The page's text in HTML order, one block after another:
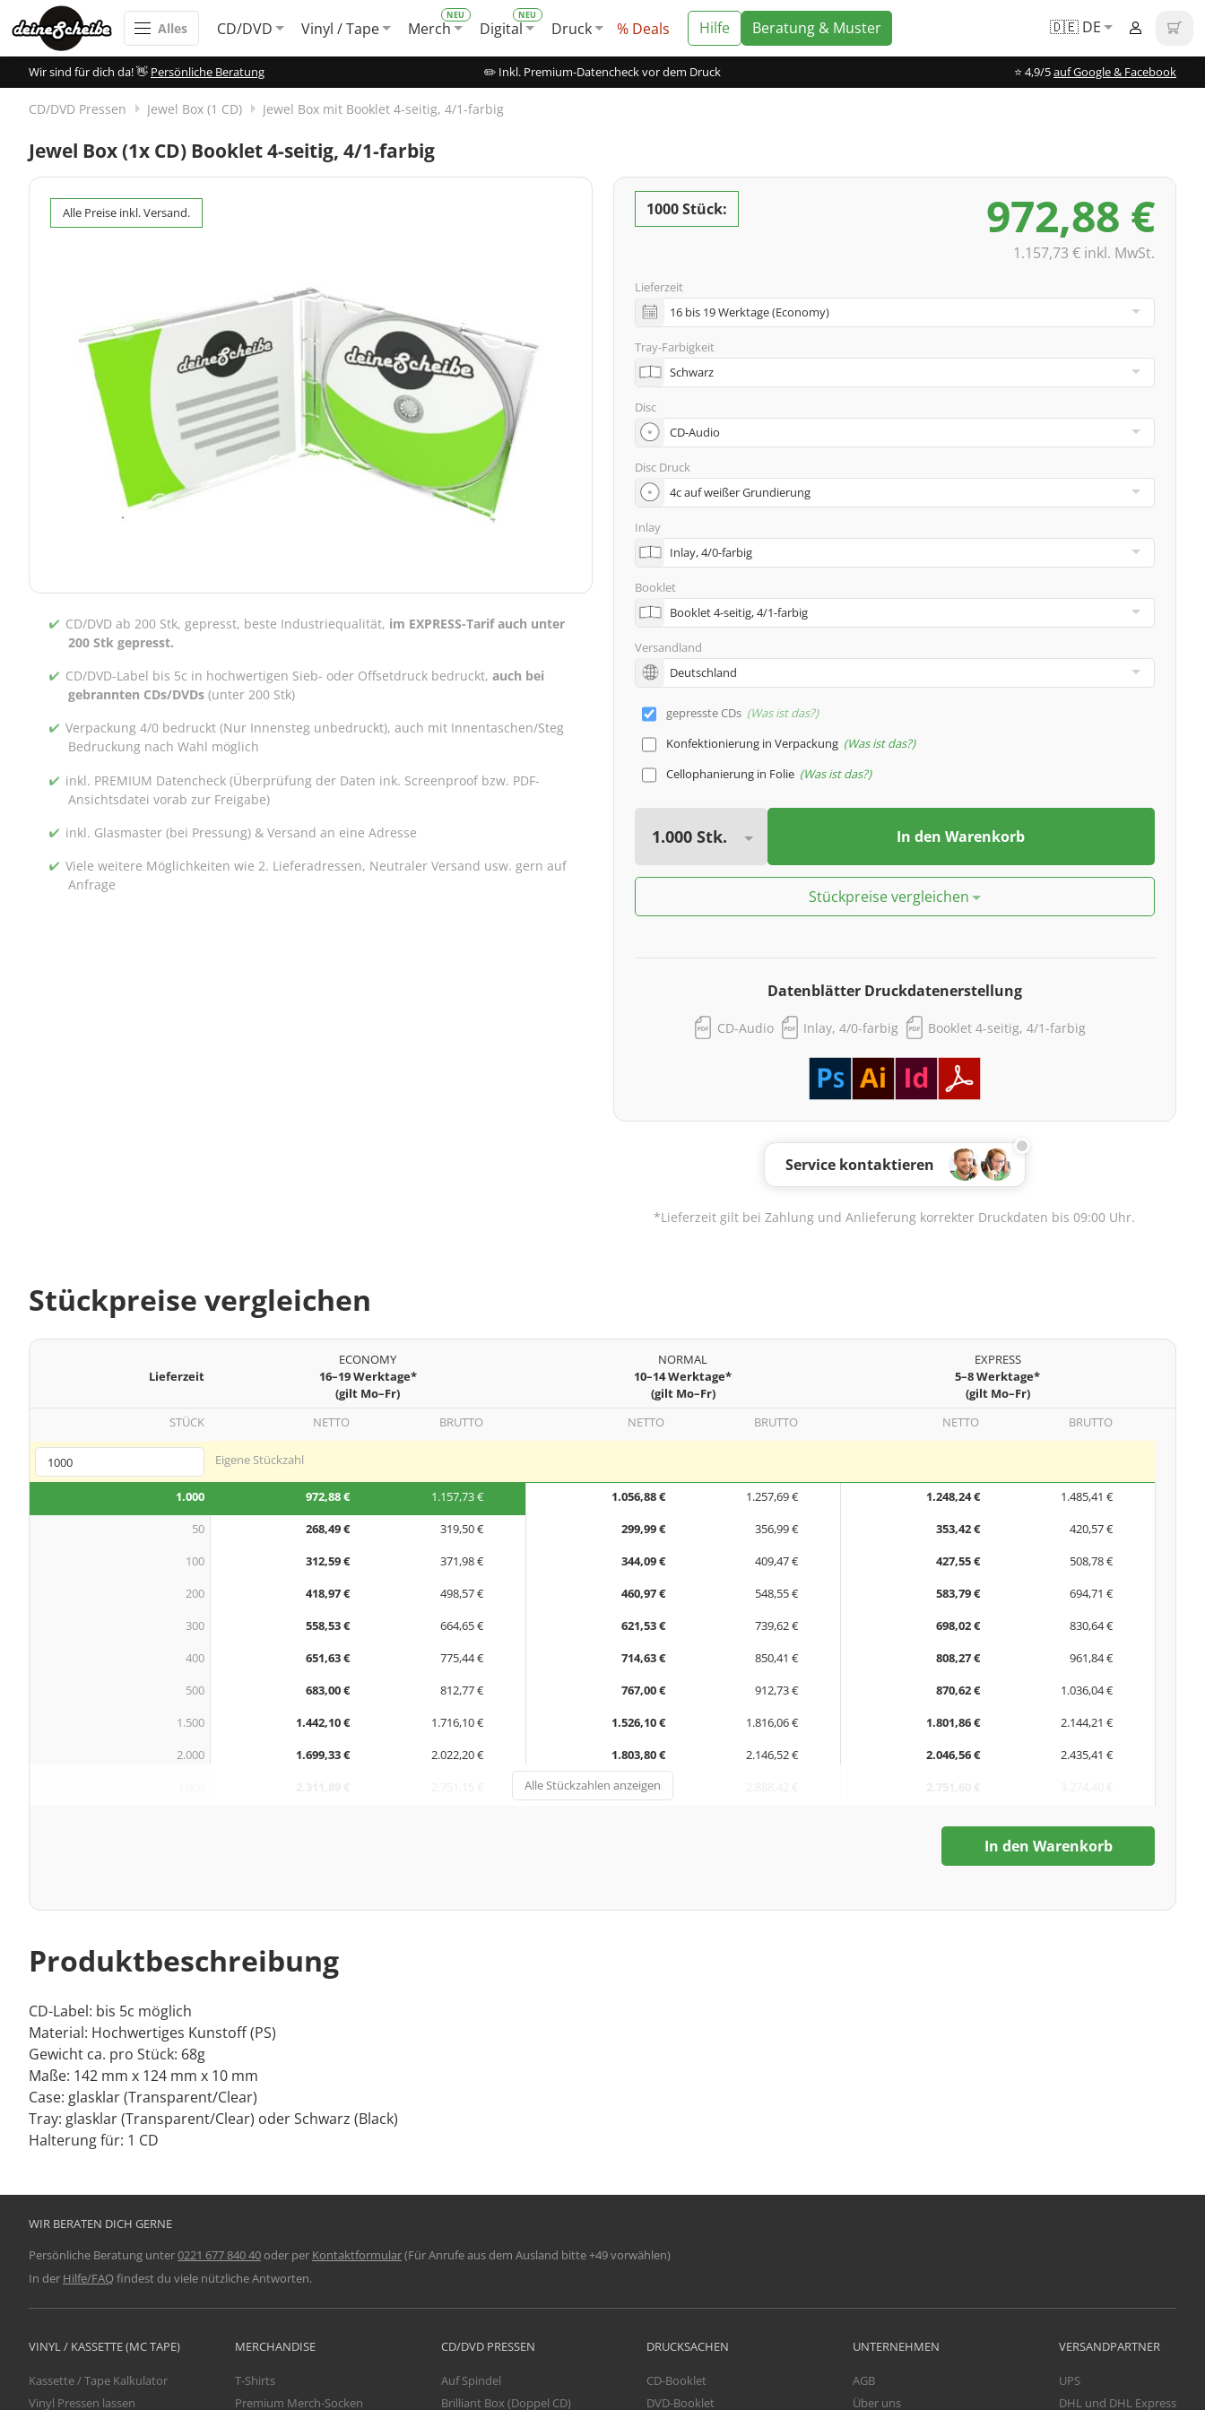
Alles CD/DVD Vinyl / Tape Merch Digital Druck % Deals Hilfe Beratung & Muster 🇩🇪 DE
Wir sind für dich da! 👋 Persönliche Beratung ✏️ Inkl. Premium-Datencheck vor dem Druck ⭐️ 4,9/5auf Google & Facebook
CD/DVD Pressen Jewel Box (1 CD) Jewel Box mit Booklet 4-seitig, 4/1-farbig
Jewel Box (1x CD) Booklet 4-seitig, 4/1-farbig
Alle Preise inkl. Versand.
CD/DVD ab 200 Stk, gepresst, beste Industriequalität, im EXPRESS-Tarif auch unter
200 Stk gepresst.
CD/DVD-Label bis 5c in hochwertigen Sieb- oder Offsetdruck bedruckt,auch bei
gebrannten CDs/DVDs(unter 200 Stk)
Verpackung 4/0 bedruckt (Nur Innensteg unbedruckt), auch mit Innentaschen/Steg
Bedruckung nach Wahl möglich
inkl. PREMIUM Datencheck (Überprüfung der Daten ink. Screenproof bzw. PDF-
Ansichtsdatei vorab zur Freigabe)
inkl. Glasmaster (bei Pressung) & Versand an eine Adresse
Viele weitere Möglichkeiten wie 2. Lieferadressen, Neutraler Versand usw. gern auf
Anfrage
1000 Stück: 972,88 €
1.157,73 € inkl. MwSt.
Lieferzeit
Tray-Farbigkeit
Disc
Disc Druck
Inlay
Booklet
Versandland
gepresste CDs Was ist das?
Konfektionierung in Verpackung Was ist das?
Cellophanierung in Folie Was ist das?
In den Warenkorb
Stückpreise vergleichen
Datenblätter Druckdatenerstellung
CD-Audio Inlay, 4/0-farbig Booklet 4-seitig, 4/1-farbig
Service kontaktieren
*Lieferzeit gilt bei Zahlung und Anlieferung korrekter Druckdaten bis 09:00 Uhr.
Stückpreise vergleichen
Lieferzeit
ECONOMY
16–19 Werktage*
(gilt Mo–Fr)
NORMAL
10–14 Werktage*
(gilt Mo–Fr)
EXPRESS
5–8 Werktage*
(gilt Mo–Fr)
STÜCK
NETTO BRUTTO NETTO BRUTTO NETTO BRUTTO
Eigene Stückzahl
1.000 972,88 € 1.157,73 € 1.056,88 € 1.257,69 € 1.248,24 €
1.485,41 €
50
268,49 € 319,50 € 299,99 € 356,99 € 353,42 €
420,57 €
100
312,59 € 371,98 € 344,09 € 409,47 € 427,55 €
508,78 €
200
418,97 € 498,57 € 460,97 € 548,55 € 583,79 €
694,71 €
300
558,53 € 664,65 € 621,53 € 739,62 € 698,02 €
830,64 €
400
651,63 € 775,44 € 714,63 € 850,41 € 808,27 €
961,84 €
500
683,00 € 812,77 € 767,00 € 912,73 € 870,62 €
1.036,04 €
1.500
1.442,10 € 1.716,10 € 1.526,10 € 1.816,06 € 1.801,86 €
2.144,21 €
2.000
1.699,33 € 2.022,20 € 1.803,80 € 2.146,52 € 2.046,56 €
2.435,41 €
2.427,24 €
Alle Stückzahlen anzeigen
In den Warenkorb
Produktbeschreibung
CD-Label: bis 5c möglich
Material: Hochwertiges Kunstoff (PS)
Gewicht ca. pro Stück: 68g
Maße: 142 mm x 124 mm x 10 mm
Case: glasklar (Transparent/Clear)
Tray: glasklar (Transparent/Clear) oder Schwarz (Black)
Halterung für: 1 CD
WIR BERATEN DICH GERNE
Persönliche Beratung unter0221 677 840 40oder per Kontaktformular(Für Anrufe aus dem Ausland bitte +49 vorwählen)
In der Hilfe/FAQfindest du viele nützliche Antworten.
VINYL / KASSETTE (MC TAPE)
Kassette / Tape Kalkulator
Vinyl Pressen lassen
MERCHANDISE
T-Shirts
Premium Merch-Socken
CD/DVD PRESSEN
Auf Spindel
Brilliant Box (Doppel CD)
DRUCKSACHEN
CD-Booklet
DVD-Booklet
UNTERNEHMEN
AGB
Über uns
VERSANDPARTNER
UPS
DHL und DHL Express